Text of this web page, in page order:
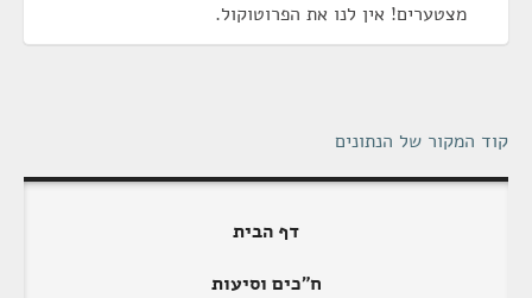
מצטערים! אין לנו את הפרוטוקול.
קוד המקור של הנתונים
דף הבית
ח"כים וסיעות